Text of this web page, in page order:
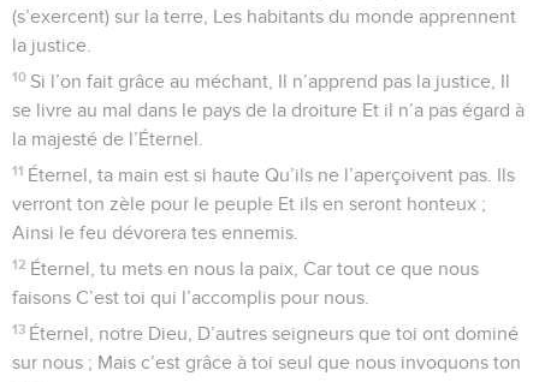
(s’exercent) sur la terre, Les habitants du monde apprennent
la justice.
10 Si l’on fait grâce au méchant, Il n’apprend pas la justice, Il
se livre au mal dans le pays de la droiture Et il n’a pas égard à
la majesté de l’Éternel.
11 Éternel, ta main est si haute Qu’ils ne l’aperçoivent pas. Ils
verront ton zèle pour le peuple Et ils en seront honteux ;
Ainsi le feu dévorera tes ennemis.
12 Éternel, tu mets en nous la paix, Car tout ce que nous
faisons C’est toi qui l’accomplis pour nous.
13 Éternel, notre Dieu, D’autres seigneurs que toi ont dominé
sur nous ; Mais c’est grâce à toi seul que nous invoquons ton